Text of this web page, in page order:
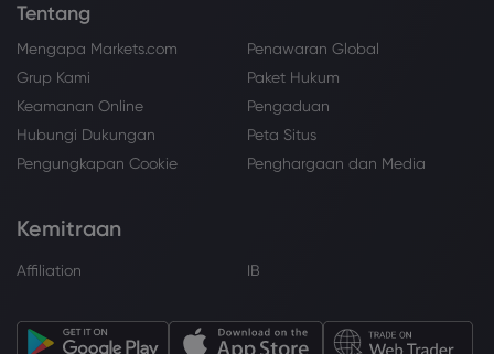
Tentang
Mengapa Markets.com
Penawaran Global
Grup Kami
Paket Hukum
Keamanan Online
Pengaduan
Hubungi Dukungan
Peta Situs
Pengungkapan Cookie
Penghargaan dan Media
Kemitraan
Affiliation IB